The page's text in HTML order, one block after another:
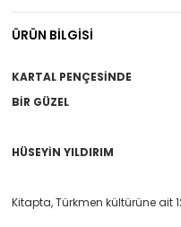
ÜRÜN BİLGİSİ
KARTAL PENÇESİNDE
BİR GÜZEL
HÜSEYİN YILDIRIM
Kitapta, Türkmen kültürüne ait